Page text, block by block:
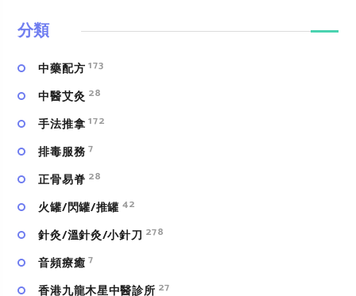
分類
中藥配方 173
中醫艾灸 28
手法推拿 172
排毒服務 7
正骨易脊 28
火罐/閃罐/推罐 42
針灸/溫針灸/小針刀 278
⾳頻療癒 7
香港九龍木星中醫診所 27